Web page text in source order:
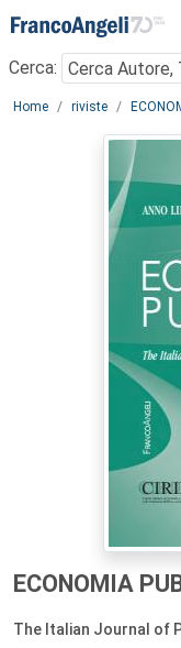
Menu
Cerca:
Main content
Home riviste
ECONOMIA
The Italian Journal of